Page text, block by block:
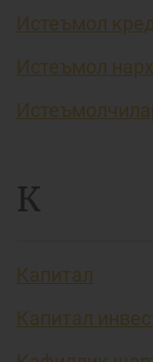
Истеъмол
Истеъмол
К
Капитал
Капитал